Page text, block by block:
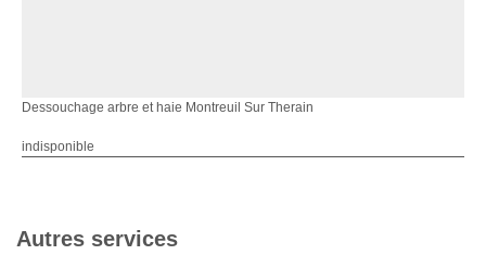
Dessouchage arbre et haie Montreuil Sur Therain
indisponible
Autres services